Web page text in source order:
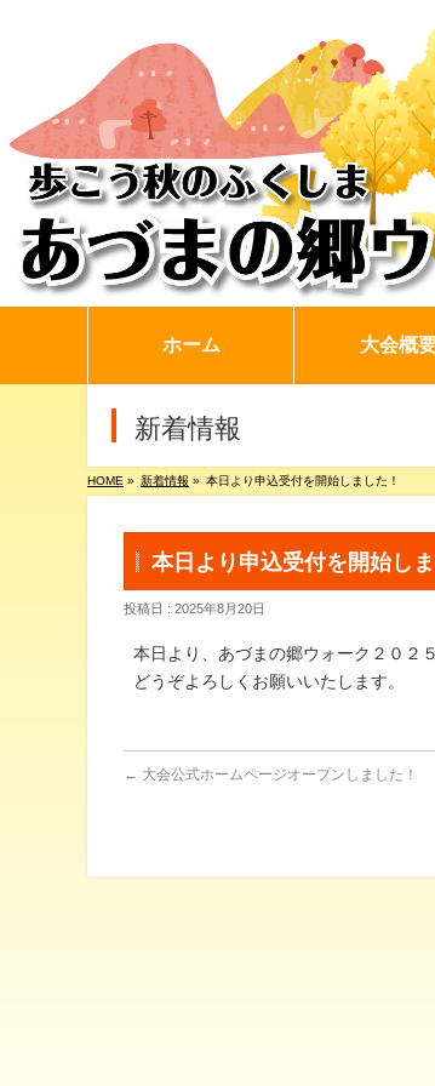
ホーム 大会概
新着情報
HOME » 新着情報 » 本日より申込受付を開始しました！
本日より申込受付を開始しま
投稿日 : 2025年8月20日
本日より、あづまの郷ウォーク２０２
どうぞよろしくお願いいたします。
← 大会公式ホームページオープンしました！